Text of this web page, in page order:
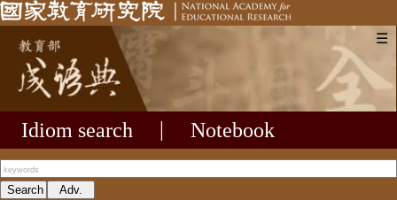
☰
Idiom search Notebook